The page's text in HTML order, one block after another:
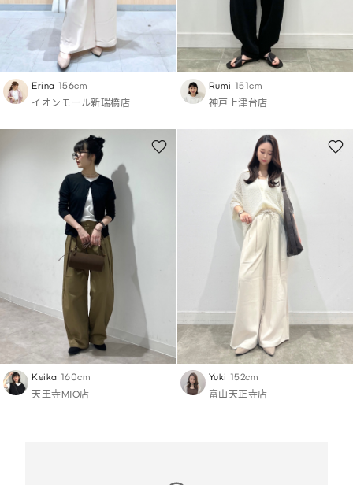
Erina 156cm
イオンモール新瑞橋店
Rumi 151cm
神戸上津台店
Keika 160cm
天王寺MIO店
Yuki 152cm
富山天正寺店